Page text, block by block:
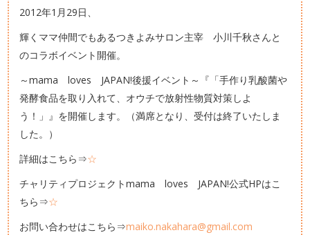
2012年1月29日、
輝くママ仲間でもあるつきよみサロン主宰 小川千秋さんと
のコラボイベント開催。
～mama loves JAPAN!後援イベント～『「手作り乳酸菌や
発酵食品を取り入れて、オウチで放射性物質対策しよ
う！」』を開催します。（満席となり、受付は終了いたしま
した。）
詳細はこちら⇒☆
チャリティプロジェクトmama loves JAPAN!公式HPはこ
ちら⇒☆
お問い合わせはこちら⇒maiko.nakahara@gmail.com